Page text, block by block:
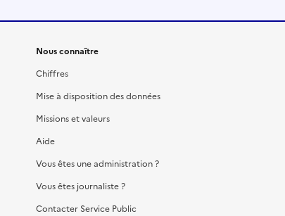
Nous connaître
Chiffres
Mise à disposition des données
Missions et valeurs
Aide
Vous êtes une administration ?
Vous êtes journaliste ?
Contacter Service Public